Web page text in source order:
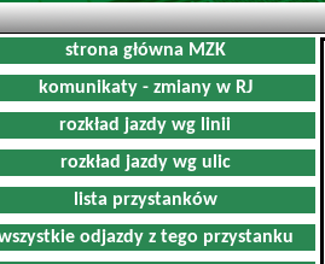
strona główna MZK
komunikaty - zmiany w RJ
rozkład jazdy wg linii
rozkład jazdy wg ulic
lista przystanków
odjazdy z tego przystanku